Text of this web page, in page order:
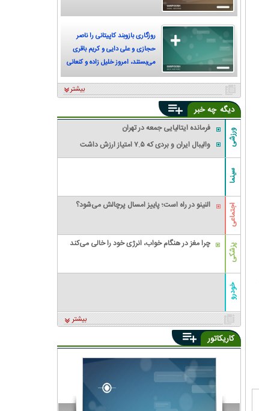
روزگاری بازوبند کاپیتانی را ناصر
حجازی و علی دایی و کریم باقری
می‌بستند، امروز خلیل زاده و کنعانی
زادگان
بیشتر
دیگه چه خبر
ورزشی
فرمانده ایتالیایی جمعه در تهران
والیبال ایران و بردی که ۷.۵ امتیاز ارزش داشت
سینما
اجتماعی النینو در راه است؛ پاییز امسال پرچالش می‌شود؟
پزشکی چرا مغز در هنگام خواب، انرژی خود را خالی می‌کند
خودرو
بیشتر
کاریکاتور